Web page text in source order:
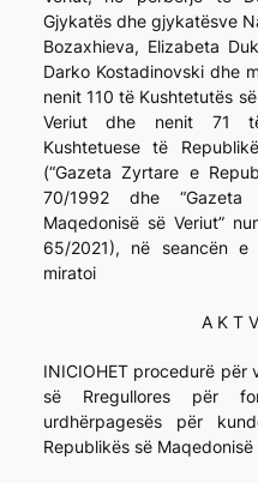
Gjykatës dhe gjykatësve
Bozaxhieva, Elizabeta
Darko Kostadinovski dhe
nenit 110 të Kushtetutës
Veriut dhe nenit 71
Kushtetuese të
(“Gazeta Zyrtare e
70/1992 dhe
Maqedonisë së Veriut”
65/2021), në seancën
miratoi
A K T
INICIOHET procedurë për
së Rregullores për
urdhërpagesës për
Republikës së